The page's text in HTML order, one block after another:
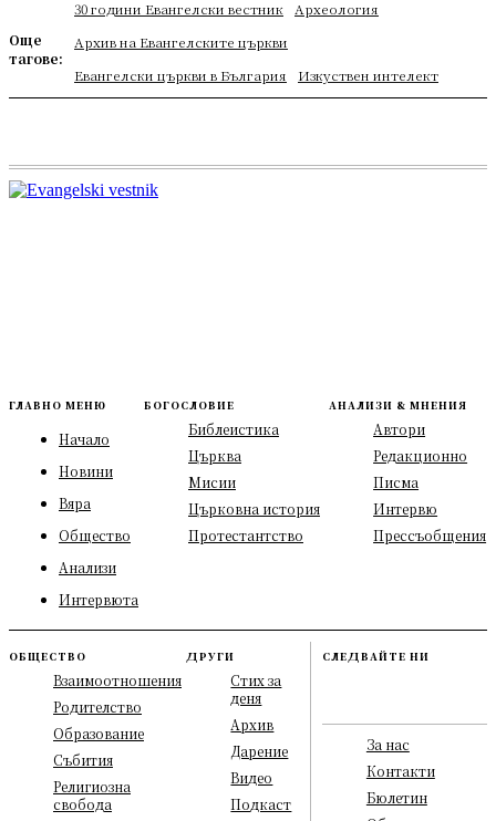
Още
тагове:
30 години Евангелски вестник
Археология
Архив на Евангелските църкви
Евангелски църкви в България
Изкуствен интелект
ГЛАВНО МЕНЮ
Начало
Новини
Вяра
Общество
Анализи
Интервюта
БОГОСЛОВИЕ
Библеистика
Църква
Мисии
Църковна история
Протестантство
АНАЛИЗИ & МНЕНИЯ
Автори
Редакционно
Писма
Интервю
Прессъобщения
ОБЩЕСТВО
Взаимоотношения
Родителство
Образование
Събития
Религиозна
свобода
ДРУГИ
Стих за
деня
Архив
Дарение
Видео
Подкаст
СЛЕДВАЙТЕ НИ
За нас
Контакти
Бюлетин